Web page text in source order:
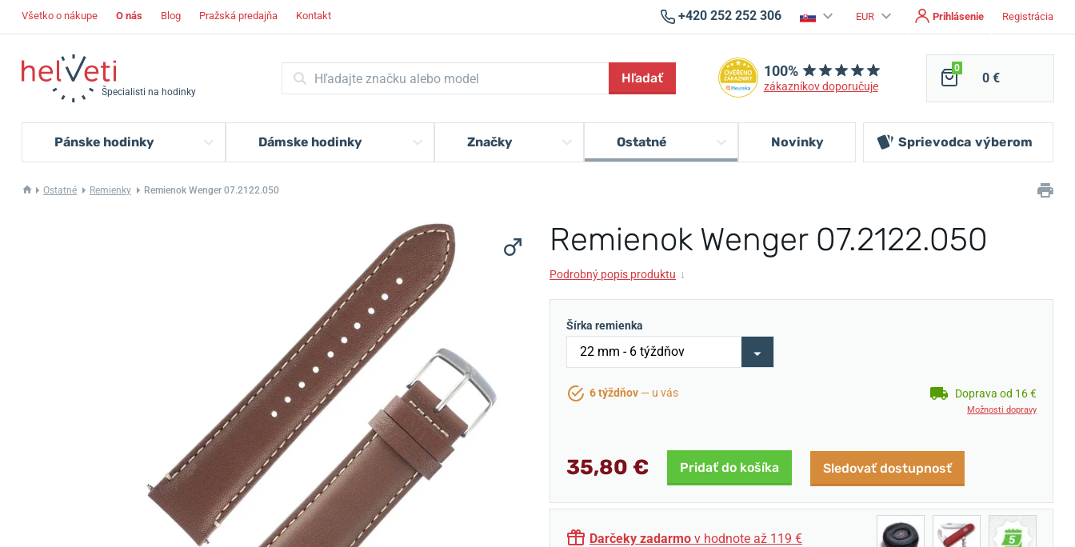
Všetko o nákupe O nás Blog Pražská predajňa Kontakt +420 252 252 306 EUR Prihlásenie Registrácia
Špecialisti na hodinky
Hľadať 100%
zákazníkov doporučuje
0
0 €
Pánske hodinky Dámske hodinky Značky Ostatné Novinky Sprievodca výberom
Ostatné Remienky Remienok Wenger 07.2122.050
Remienok Wenger 07.2122.050
Podrobný popis produktu ↓
Šírka remienka
6 týždňov — u vás Doprava od 16 €
Možnosti dopravy
35,80 € Pridať do košíka Sledovať dostupnosť
Darčeky zadarmo v hodnote až 119 €